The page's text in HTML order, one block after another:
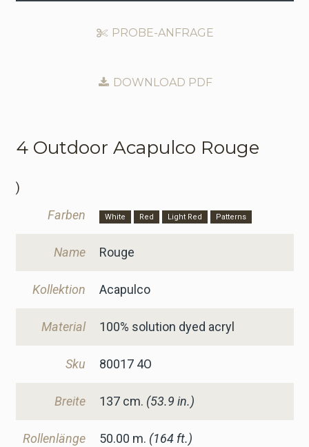
PROBE-ANFRAGE
DOWNLOAD PDF
4 Outdoor Acapulco Rouge
)
Farben
White Red Light Red Patterns
Name Rouge
Kollektion Acapulco
Material 100% solution dyed acryl
Sku 80017 4O
Breite 137cm. (53.9 in.)
Rollenlänge 50.00 m. (164 ft.)